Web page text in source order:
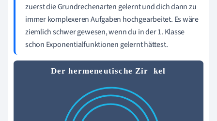
zuerst die Grundrechenarten gelernt und dich dann zu
immer komplexeren Aufgaben hochgearbeitet. Es wäre
ziemlich schwer gewesen, wenn du in der 1. Klasse
schon Exponentialfunktionen gelernt hättest.